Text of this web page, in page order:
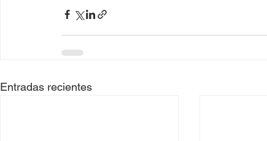
Entradas recientes